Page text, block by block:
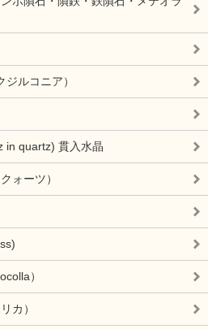
ルコニア）
in quartz) 貫入水晶
ォーツ）
）
カ）